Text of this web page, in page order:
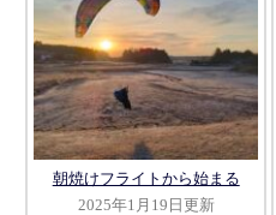
朝焼けフライトから始まる
2025年1月19日更新